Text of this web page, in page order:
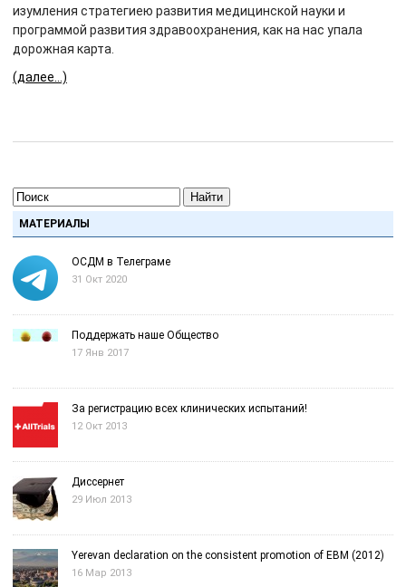
изумления стратегиею развития медицинской науки и
программой развития здравоохранения, как на нас упала
дорожная карта.
(далее…)
Найти
МАТЕРИАЛЫ
ОСДМ в Телеграме
31 Окт 2020
Поддержать наше Общество
17 Янв 2017
За регистрацию всех клинических испытаний!
12 Окт 2013
Диссернет
29 Июл 2013
Yerevan declaration on the consistent promotion of EBM (2012)
16 Мар 2013